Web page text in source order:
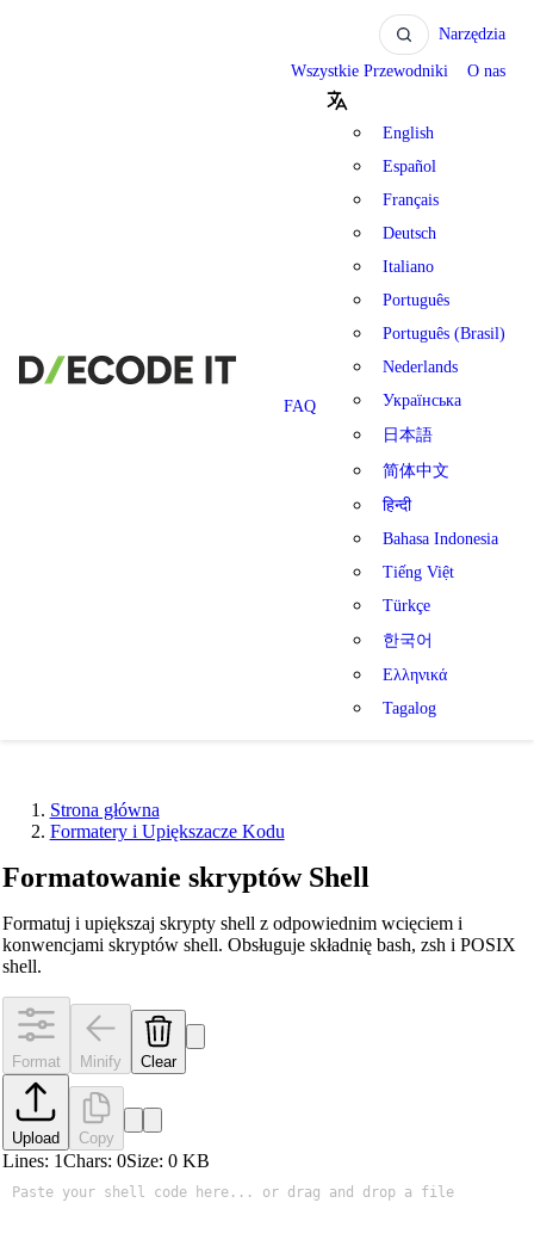
Narzędzia
Wszystkie Przewodniki O nas
FAQ
English
Español
Français
Deutsch
Italiano
Português
Português (Brasil)
Nederlands
Українська
日本語
简体中文
हिन्दी
Bahasa Indonesia
Tiếng Việt
Türkçe
한국어
Ελληνικά
Tagalog
Strona główna
Formatery i Upiększacze Kodu
Formatowanie skryptów Shell
Formatuj i upiększaj skrypty shell z odpowiednim wcięciem i
konwencjami skryptów shell. Obsługuje składnię bash, zsh i POSIX
shell.
Format Minify Clear
Upload Copy
Lines: 1Chars: 0Size: 0KB